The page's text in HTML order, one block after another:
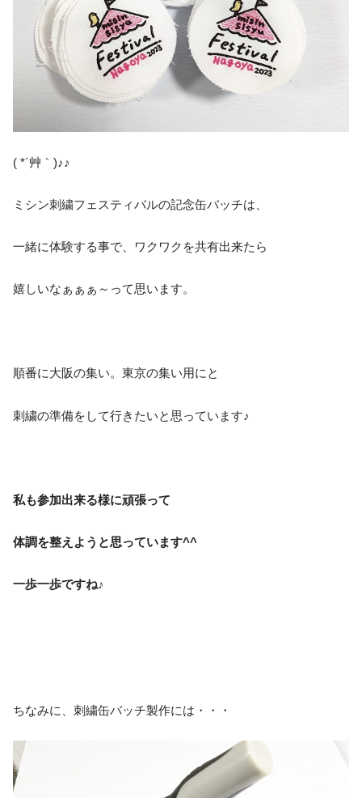
( *´艸｀)♪♪
ミシン刺繍フェスティバルの記念缶バッチは、
一緒に体験する事で、ワクワクを共有出来たら
嬉しいなぁぁぁ～って思います。
順番に大阪の集い。東京の集い用にと
刺繍の準備をして行きたいと思っています♪
私も参加出来る様に頑張って
体調を整えようと思っています^^
一歩一歩ですね♪
ちなみに、刺繍缶バッチ製作には・・・